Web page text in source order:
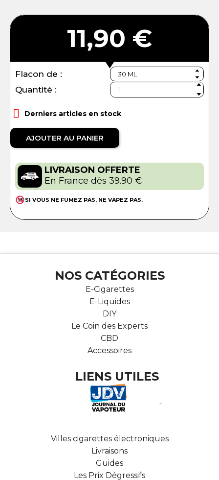
11,90 €
Flacon de :
Quantité :
 Derniers articles en stock
AJOUTER AU PANIER
LIVRAISON OFFERTE
En France dès 39.90 €
SI VOUS NE FUMEZ PAS, NE VAPEZ PAS.
NOS CATÉGORIES
E-Cigarettes
E-Liquides
DIY
Le Coin des Experts
CBD
Accessoires
LIENS UTILES
Villes cigarettes électroniques
Livraisons
Guides
Les Prix Dégressifs